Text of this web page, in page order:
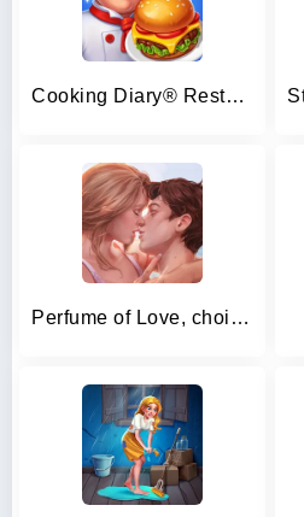
Cooking Diary® Restaurant Game
Perfume of Love, choice story